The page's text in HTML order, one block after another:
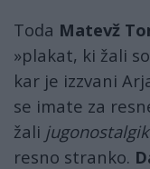
Toda Matevž
»plakat, ki žali
kar je izzvani
se imate za
žali
resno stranko.